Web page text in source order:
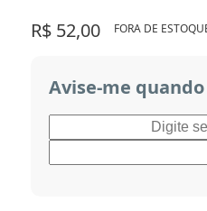
R$ 52,00 FORA DE
Avise-me